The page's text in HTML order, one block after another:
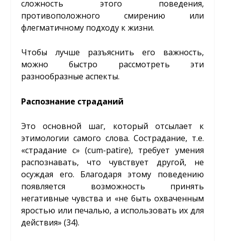
сложность этого поведения,
противоположного смирению или
флегматичному подходу к жизни.
Чтобы лучше разъяснить его важность,
можно быстро рассмотреть эти
разнообразные аспекты.
Распознание страданий
Это основной шаг, который отсылает к
этимологии самого слова. Сострадание, т.е.
«страдание с» (cum-patire), требует умения
распознавать, что чувствует другой, не
осуждая его. Благодаря этому поведению
появляется возможность принять
негативные чувства и «не быть охваченным
яростью или печалью, а использовать их для
действия» (34).